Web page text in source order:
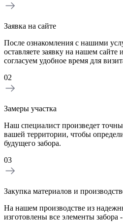
Заявка на сайте
После ознакомления с нашими
оставляете заявку на нашем
согласуем удобное время для
02
Замеры участка
Наш специалист произведет
вашей территории, чтобы
будущего забора.
03
Закупка материалов и
На нашем производстве из
изготовлены все элементы забора